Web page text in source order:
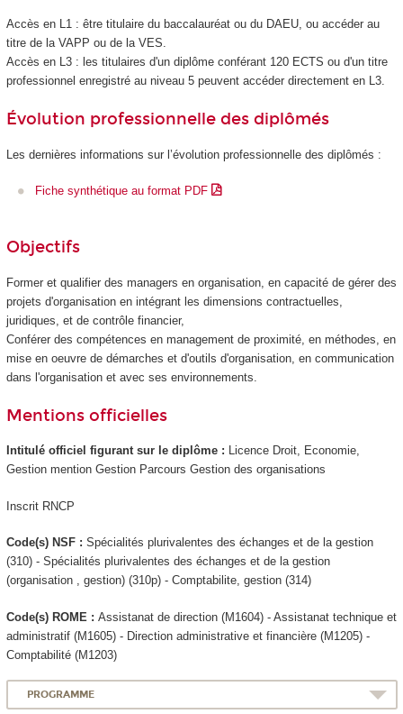
Accès en L1 : être titulaire du baccalauréat ou du DAEU, ou accéder au
titre de la VAPP ou de la VES
Accès en L3 : les titulaires d'un diplôme conférant 120 ECTS ou d'un titre
professionnel enregistré au niveau 5peuvent accéder directement en L3.
Évolution professionnelle des diplômés
Les dernières informations sur l’évolution professionnelle des diplômés :
Fiche synthétique au format PDF
Objectifs
Former et qualifier des managers en organisation, en capacité de gérer des
projets d'organisation en intégrant les dimensions contractuelles,
juridiques, et de contrôle financier,
Conférer des compétences en management de proximité, en méthodes, en
mise en oeuvre de démarches et d'outils d'organisation, en communication
dans l'organisation et avec ses environnements.
Mentions officielles
Intitulé officiel figurant sur le diplôme : Licence Droit, Economie,
Gestion mention Gestion Parcours Gestion des organisations
Inscrit RNCP
Code(s) NSF : Spécialités plurivalentes des échanges et de la gestion
(310) - Spécialités plurivalentes des échanges et de la gestion
(organisation , gestion) (310p) - Comptabilite, gestion (314)
Code(s) ROME : Assistanat de direction (M1604) - Assistanat technique et
administratif (M1605) - Direction administrative et financière (M1205) -
Comptabilité (M1203)
PROGRAMME